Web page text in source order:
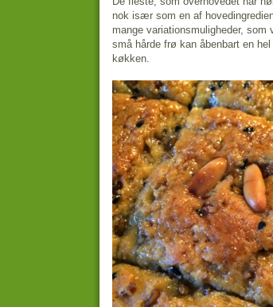
nok især som en af
mange variationsmuligheder,
små hårde frø kan åbenbart en
køkken.